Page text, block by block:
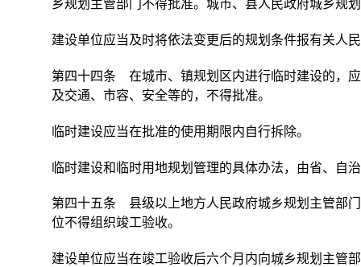
乡规划主管部门不得批准。城市、县人民政府城乡规
建设单位应当及时将依法变更后的规划条件报有关人
第四十四条 在城市、镇规划区内进行临时建设的，
及交通、市容、安全等的，不得批准。
临时建设应当在批准的使用期限内自行拆除。
临时建设和临时用地规划管理的具体办法，由省、自
第四十五条 县级以上地方人民政府城乡规划主管部
位不得组织竣工验收。
建设单位应当在竣工验收后六个月内向城乡规划主管